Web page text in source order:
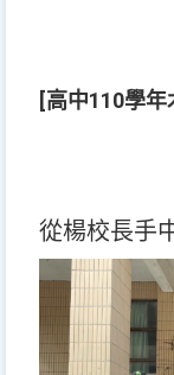
[高中110學年
從楊校長手